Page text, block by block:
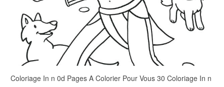
Coloriage In n 0d Pages A Colorier Pour Vous 30 Coloriage In n